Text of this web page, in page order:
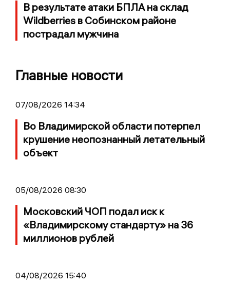
В результате атаки БПЛА на склад
Wildberries в Собинском районе
пострадал мужчина
Главные новости
07/08/2026 14:34
Во Владимирской области потерпел
крушение неопознанный летательный
объект
05/08/2026 08:30
Московский ЧОП подал иск к
«Владимирскому стандарту» на 36
миллионов рублей
04/08/2026 15:40